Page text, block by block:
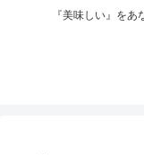
『美味しい』を